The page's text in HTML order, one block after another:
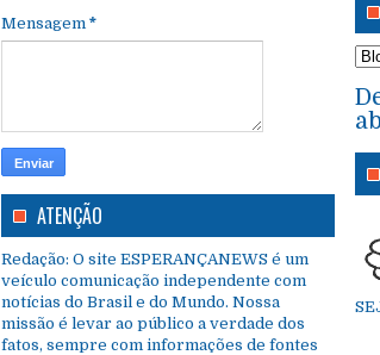
Mensagem *
ATENÇÃO
Redação: O site ESPERANÇANEWS é um
veículo comunicação independente com
notícias do Brasil e do Mundo. Nossa
missão é levar ao público a verdade dos
fatos, sempre com informações de fontes